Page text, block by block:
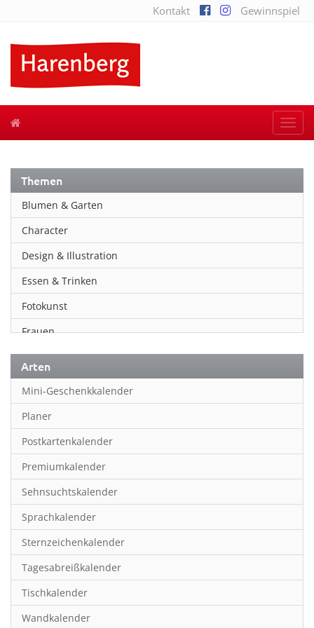
Kontakt Gewinnspiel
Themen
Blumen & Garten
Character
Design & Illustration
Essen & Trinken
Fotokunst
Frauen
Fußball
Geschichte
Humor & Cartoon
Inspiration & Entspannung
Inspiration & Spiritualität
Kinderkalender
Kunst
Länder & Städte
Landschaft & Natur
Lifestyle
Literatur
Arten
Mini-Geschenkkalender
Planer
Postkartenkalender
Premiumkalender
Sehnsuchtskalender
Sprachkalender
Sternzeichenkalender
Tagesabreißkalender
Tischkalender
Wandkalender